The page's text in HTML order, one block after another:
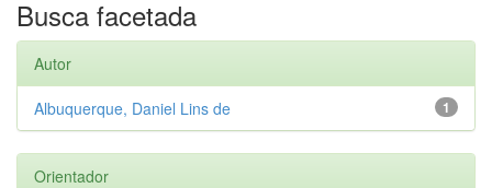
Busca facetada
Autor
1
Albuquerque, Daniel Lins de
Orientador